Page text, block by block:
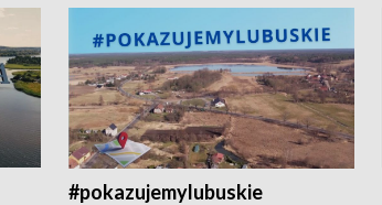
#pokazujemylubuskie